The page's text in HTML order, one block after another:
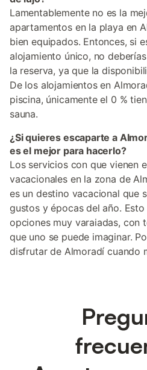
Lamentablemente no es la
apartamentos en la playa en
bien equipados. Entonces, si
alojamiento único, no
la reserva, ya que la
De los alojamientos en
piscina, únicamente el 0 %
sauna.
¿Si quieres escaparte a
es el mejor para hacerlo?
Los servicios con que vienen
vacacionales en la zona de
es un destino vacacional que
gustos y épocas del año.
opciones muy varaiadas, con
que uno se puede imaginar.
disfrutar de Almoradí cuando